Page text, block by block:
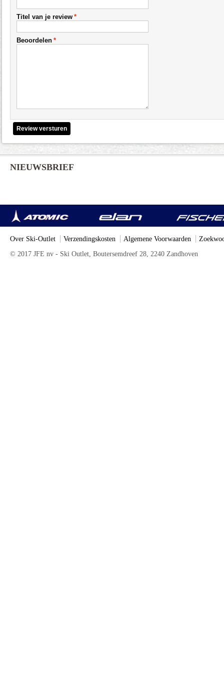
*
Titel van je review
*
Beoordelen
Review versturen
NIEUWSBRIEF
Over Ski-Outlet Verzendingskosten Algemene Voorwaarden
© 2017 JFE nv - Ski Outlet, Boutersemdreef 28, 2240 Zandhoven